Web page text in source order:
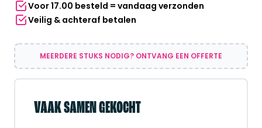
Voor 17.00 besteld = vandaag verzonden
Veilig & achteraf betalen
MEERDERE STUKS NODIG? ONTVANG EEN OFFERTE
VAAK SAMEN GEKOCHT